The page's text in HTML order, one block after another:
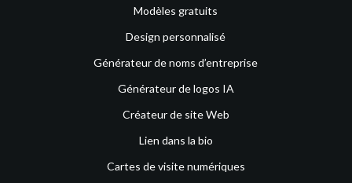
Modèles gratuits
Design personnalisé
Générateur de noms d’entreprise
Générateur de logos IA
Créateur de site Web
Lien dans la bio
Cartes de visite numériques